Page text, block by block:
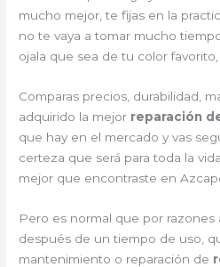
mucho mejor, te fijas en la
no te vaya a tomar mucho
ojala que sea de tu color
Comparas precios, durabilidad,
adquirido la mejor reparación
que hay en el mercado y vas
certeza que será para toda la
mejor que encontraste en
Pero es normal que por razones
después de un tiempo de uso,
mantenimiento o reparación de